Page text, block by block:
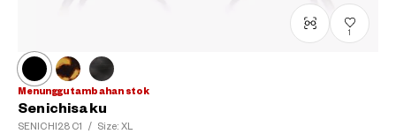
1
Menunggu tambahan stok
Senichisaku
SENICHI28 C1 / Size: XL